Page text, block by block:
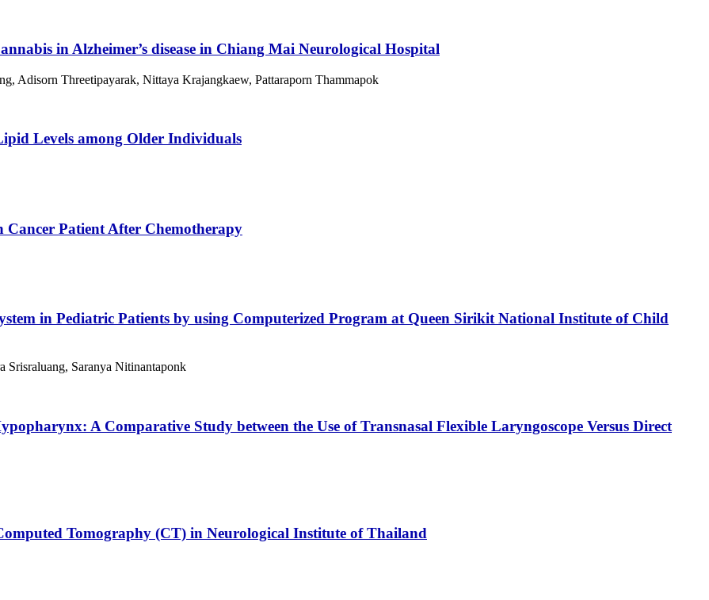
in Alzheimer’s disease in Chiang Mai Neurological Hospital
Adisorn Threetipayarak, Nittaya Krajangkaew, Pattaraporn Thammapok
Levels among Older Individuals
Patient After Chemotherapy
in Pediatric Patients by using Computerized Program at Queen Sirikit National Institute of Child
Srisraluang, Saranya Nitinantaponk
A Comparative Study between the Use of Transnasal Flexible Laryngoscope Versus Direct
Tomography (CT) in Neurological Institute of Thailand